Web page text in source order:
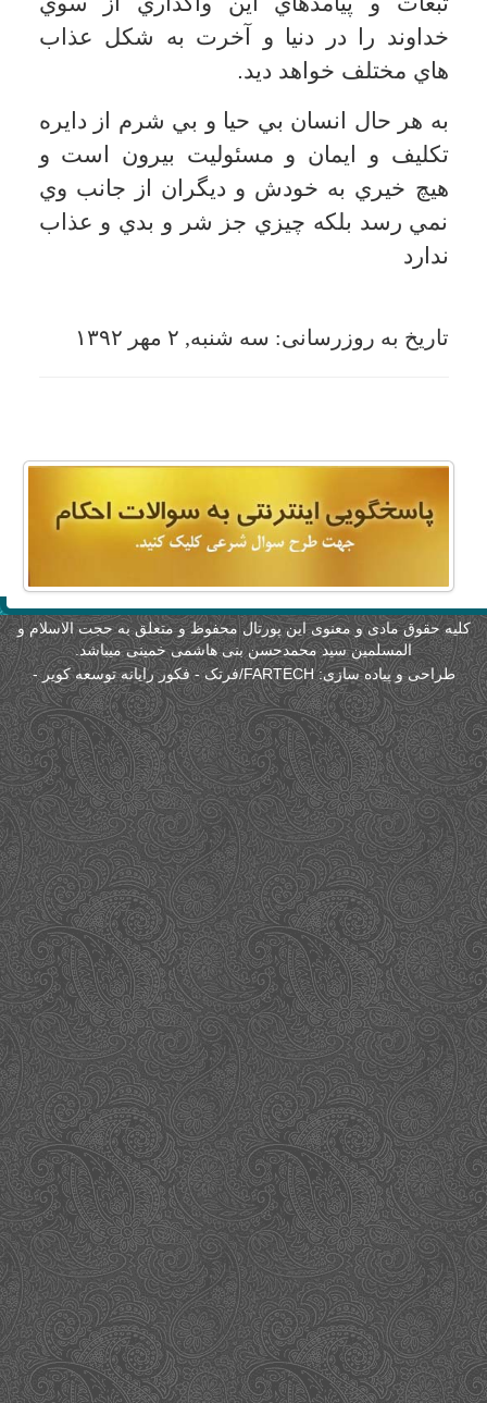
حقوق مادی و معنوی این پورتال محفوظ و متعلق به حجت الاسلام و
المسلمین سید محمدحسن بنی هاشمی خمینی میباشد.
طراحی و پیاده سازی:FARTECH/فرتک - فکور رایانه توسعه کویر -